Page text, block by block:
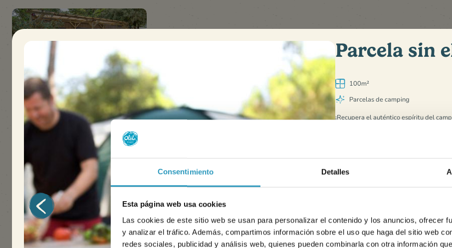
Consentimiento Detalles
Esta página web usa cookies
Las cookies de este sitio web se usan para personalizar el contenido y los anuncios, ofrecer
y analizar el tráfico. Además, compartimos información sobre el uso que haga del sitio web
redes sociales, publicidad y análisis web, quienes pueden combinarla con otra información
Mobil home Otello
con aire
acondicionado
6 personas
3 alojamiento(s)
Alojamiento reciente
2 cuartos de baño con ducha XXL
Descubrir
Parcela sin
100m²
Parcelas de camping
¡Recupera el auténtico espíritu del
tiendas, furgonetas, caravanas y
El precio de nuestras parcelas sin
Un vehículo
Benefíciese de los gastos de reserva